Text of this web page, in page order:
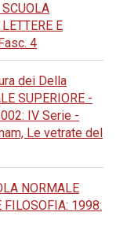
E
4
dei Della
SUPERIORE -
IV Serie -
Le vetrate del
NORMALE
FILOSOFIA: 1998: